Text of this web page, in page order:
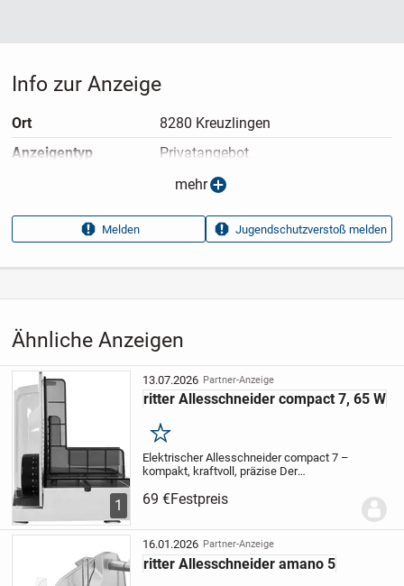
Ähnliche Anzeigen
1
13.07.2026 Partner-Anzeige
ritter Allesschneider compact 7, 65 W
Merken
Elektrischer Allesschneider compact 7 –
kompakt, kraftvoll, präzise Der
ritter vereint platzsparendes Design mit
69 €Festpreis
16.01.2026 Partner-Anzeige
ritter Allesschneider amano 5
Info zur Anzeige
Ort
8280 Kreuzlingen
Anzeigen­typ
Privatangebot
09.07.2026
Anzeigen­kennung
868812e2
Aufrufe dieser
11
›Küchenkleingeräte›Allesschneider
mehr
Melden Jugendschutzverstoß melden